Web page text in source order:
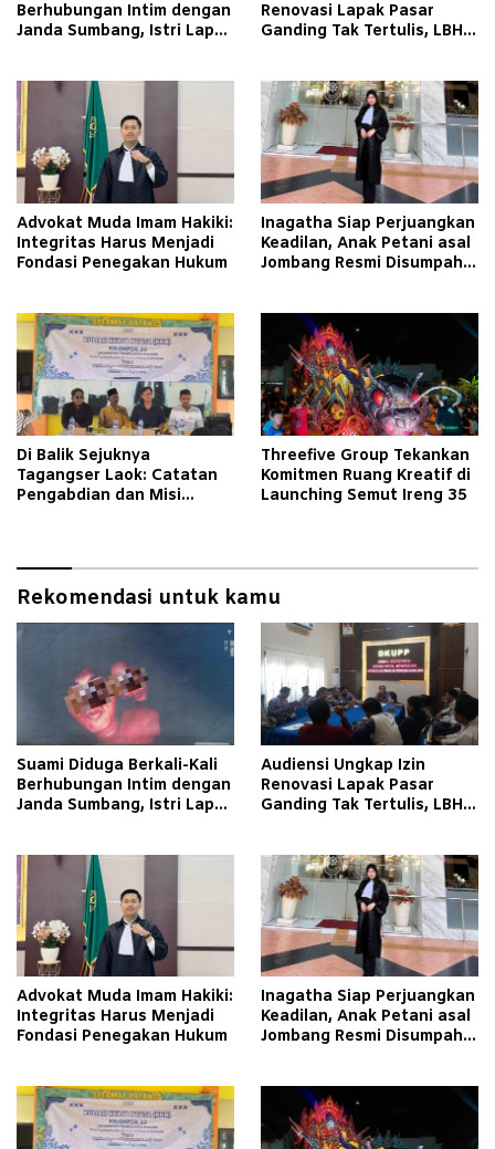
Berhubungan Intim dengan
Janda Sumbang, Istri Lapor
Renovasi Lapak Pasar
Ganding Tak Tertulis, LBH
Advokat Muda Imam Hakiki:
Integritas Harus Menjadi
Fondasi Penegakan Hukum
Inagatha Siap Perjuangkan
Keadilan, Anak Petani asal
Jombang Resmi Disumpah
Di Balik Sejuknya
Tagangser Laok: Catatan
Pengabdian dan Misi
Threefive Group Tekankan
Komitmen Ruang Kreatif di
Launching Semut Ireng 35
Rekomendasi untuk kamu
Suami Diduga Berkali-Kali
Berhubungan Intim dengan
Janda Sumbang, Istri Lapor
Audiensi Ungkap Izin
Renovasi Lapak Pasar
Ganding Tak Tertulis, LBH
Advokat Muda Imam Hakiki:
Integritas Harus Menjadi
Fondasi Penegakan Hukum
Inagatha Siap Perjuangkan
Keadilan, Anak Petani asal
Jombang Resmi Disumpah